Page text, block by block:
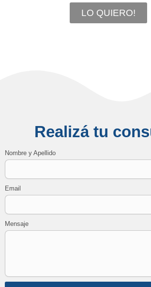
LO QUIERO!
Realizá tu
Nombre y Apellido
Email
Mensaje